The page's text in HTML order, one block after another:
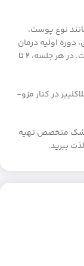
نوع پوست،
دوره اولیه درمان
در هر جلسه،
۲ تا
در کنار مزو-
پزشک متخصص تهیه
ببرید.